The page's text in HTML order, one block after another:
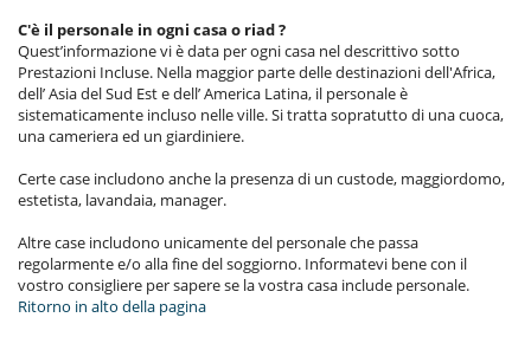
C'è il personale in ogni casa o riad ?
Quest’informazione vi è data per ogni casa nel descrittivo sotto
Prestazioni Incluse. Nella maggior parte delle destinazioni dell'Africa,
dell’ Asia del Sud Est e dell’ America Latina, il personale è
sistematicamente incluso nelle ville. Si tratta sopratutto di una cuoca,
una cameriera ed un giardiniere.
Certe case includono anche la presenza di un custode, maggiordomo,
estetista, lavandaia, manager.
Altre case includono unicamente del personale che passa
regolarmente e/o alla fine del soggiorno. Informatevi bene con il
vostro consigliere per sapere se la vostra casa include personale.
Ritorno in alto della pagina